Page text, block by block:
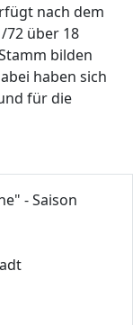
nach dem
72 über 18
bilden
haben sich
für die
- Saison